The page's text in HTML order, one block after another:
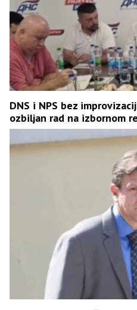
DNS i NPS bez
ozbiljan rad na izbornom